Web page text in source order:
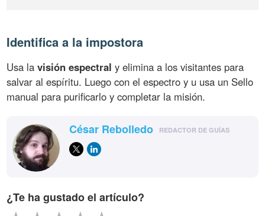
Identifica a la impostora
Usa lavisión espectral y elimina a los visitantes para
salvar al espíritu. Luego con el espectro y u usa un Sello
manual para purificarlo y completar la misión.
César Rebolledo REDACTOR DE GUÍAS
¿Te ha gustado el artículo?